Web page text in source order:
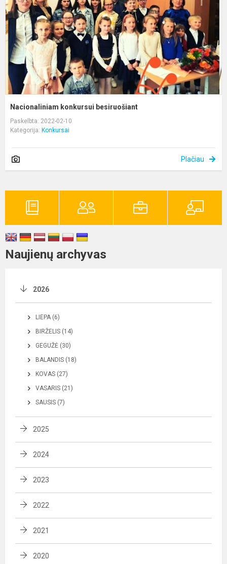
Nacionaliniam konkursui besiruošiant
Paskelbta: 2022-02-10
Kategorija: Konkursai
Plačiau
Naujienų archyvas
2026
LIEPA (6)
BIRŽELIS (14)
GEGUŽĖ (30)
BALANDIS (18)
KOVAS (27)
VASARIS (21)
SAUSIS (7)
2025
2024
2023
2022
2021
2020